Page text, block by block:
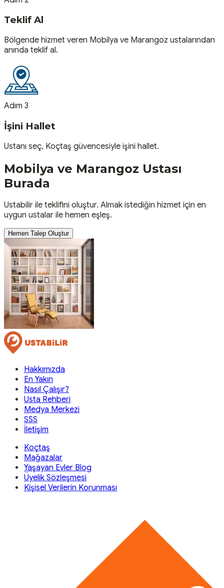
Teklif Al
Bölgende hizmet veren Mobilya ve Marangoz ustalarından
anında teklif al.
Adım 3
İşini Hallet
Ustanı seç, Koçtaş güvencesiyle işini hallet.
Mobilya ve Marangoz Ustası
Burada
Ustabilir ile teklifini oluştur. Almak istediğin hizmet için en
uygun ustalar ile hemen eşleş.
Hemen Talep Oluştur
Hakkımızda
En Yakın
Nasıl Çalışır?
Usta Rehberi
Medya Merkezi
SSS
İletişim
Koçtaş
Mağazalar
Yaşayan Evler Blog
Üyelik Sözleşmesi
Kişisel Verilerin Korunması